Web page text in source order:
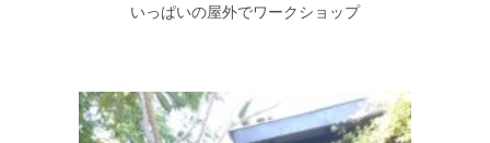
いっぱいの屋外でワークショップ